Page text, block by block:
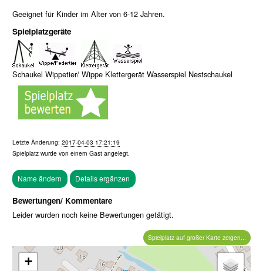
Geeignet für Kinder im Alter von 6-12 Jahren.
Spielplatzgeräte
Schaukel Wippetier/ Wippe Klettergerät Wasserspiel Nestschaukel
Letzte Änderung: 2017-04-03 17:21:19
Spielplatz wurde von einem Gast angelegt.
Bewertungen/ Kommentare
Leider wurden noch keine Bewertungen getätigt.
Spielplatz auf großer Karte zeigen...
+